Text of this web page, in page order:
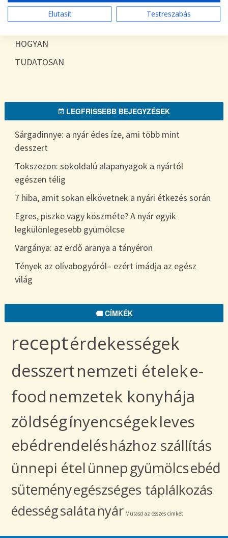
Blog
Egyéb
HOGYAN
TUDATOSAN
LEGFRISSEBB BEJEGYZÉSEK
Sárgadinnye: a nyár édes íze, ami több mint
desszert
Tökszezon: sokoldalú alapanyagok a nyártól
egészen télig
7 hiba, amit sokan elkövetnek a nyári étkezés során
Egres, piszke vagy köszméte? A nyár egyik
legkülönlegesebb gyümölcse
Vargánya: az erdő aranya a tányéron
Tények az olívabogyóról– ezért imádja az egész
világ
CÍMKÉK
receptérdekességek
desszertnemzeti ételeke-
food nemzetek konyhája
zöldségínyencségekleves
ebédrendelésházhoz szállítás
ünnepi ételünnepgyümölcsebéd
süteményegészséges táplálkozás
édességsaláta nyár Mutasd az összes címkét
Elutasít
Testreszabás